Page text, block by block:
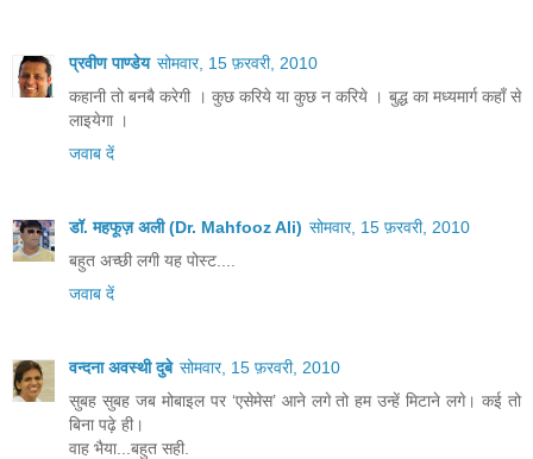
प्रवीण पाण्डेय सोमवार, 15 फ़रवरी, 2010
कहानी तो बनबै करेगी । कुछ करिये या कुछ न करिये । बुद्ध का मध्यमार्ग कहाँ से
लाइयेगा ।
जवाब दें
डॉ. महफूज़ अली (Dr. Mahfooz Ali) सोमवार, 15 फ़रवरी, 2010
बहुत अच्छी लगी यह पोस्ट....
जवाब दें
वन्दना अवस्थी दुबे सोमवार, 15 फ़रवरी, 2010
सुबह सुबह जब मोबाइल पर ‘एसेमेस’ आने लगे तो हम उन्हें मिटाने लगे। कई तो
बिना पढ़े ही।
वाह भैया...बहुत सही.